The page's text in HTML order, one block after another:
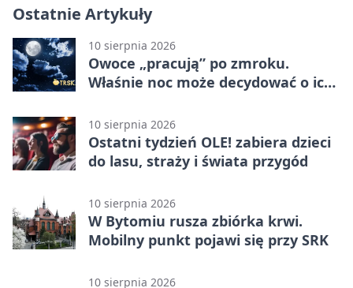
Ostatnie Artykuły
10 sierpnia 2026
Owoce „pracują” po zmroku.
Właśnie noc może decydować o ich
10 sierpnia 2026
Ostatni tydzień OLE! zabiera dzieci
do lasu, straży i świata przygód
10 sierpnia 2026
W Bytomiu rusza zbiórka krwi.
Mobilny punkt pojawi się przy SRK
10 sierpnia 2026